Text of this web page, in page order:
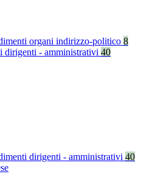
organi indirizzo-politico 8
dirigenti - amministrativi 40
dirigenti - amministrativi 40